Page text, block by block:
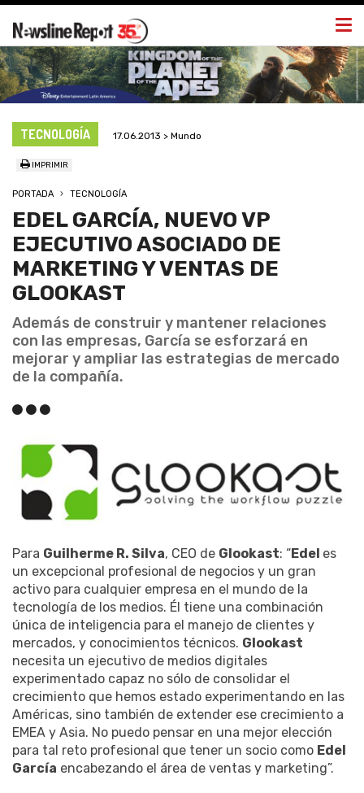
TECNOLOGÍA 17.06.2013 > Mundo
IMPRIMIR
PORTADA TECNOLOGÍA
EDEL GARCÍA, NUEVO VP
EJECUTIVO ASOCIADO DE
MARKETING Y VENTAS DE
GLOOKAST
Además de construir y mantener relaciones
con las empresas, García se esforzará en
mejorar y ampliar las estrategias de mercado
de la compañía.
Para Guilherme R. Silva, CEO de Glookast: “Edel es
un excepcional profesional de negocios y un gran
activo para cualquier empresa en el mundo de la
tecnología de los medios. Él tiene una combinación
única de inteligencia para el manejo de clientes y
mercados, y conocimientos técnicos. Glookast
necesita un ejecutivo de medios digitales
experimentado capaz no sólo de consolidar el
crecimiento que hemos estado experimentando en las
Américas, sino también de extender ese crecimiento a
EMEA y Asia. No puedo pensar en una mejor elección
para tal reto profesional que tener un socio como Edel
García encabezando el área de ventas y marketing”.